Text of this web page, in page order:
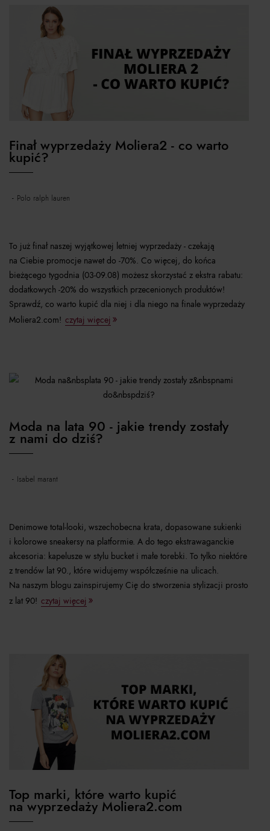
Finał wyprzedaży Moliera2 - co warto
kupić?
polo ralph lauren
To już finał naszej wyjątkowej letniej wyprzedaży - czekają
na Ciebie promocje nawet do -70%. Co więcej, do końca
bieżącego tygodnia (03-09.08) możesz skorzystać z ekstra rabatu:
dodatkowych -20% do wszystkich przecenionych produktów!
Sprawdź, co warto kupić dla niej i dla niego na finale wyprzedaży
Moliera2.com! czytaj więcej
Moda na lata 90 - jakie trendy zostały
z nami do dziś?
isabel marant
Denimowe total-looki, wszechobecna krata, dopasowane sukienki
i kolorowe sneakersy na platformie. A do tego ekstrawaganckie
akcesoria: kapelusze w stylu bucket i małe torebki. To tylko niektóre
z trendów lat 90., które widujemy współcześnie na ulicach.
Na naszym blogu zainspirujemy Cię do stworzenia stylizacji prosto
z lat 90! czytaj więcej
Top marki, które warto kupić
na wyprzedaży Moliera2.com